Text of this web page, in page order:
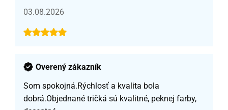
03.08.2026
Overený zákazník
Som spokojná.Rýchlosť a kvalita bola
dobrá.Objednané tričká sú kvalitné, peknej farby,